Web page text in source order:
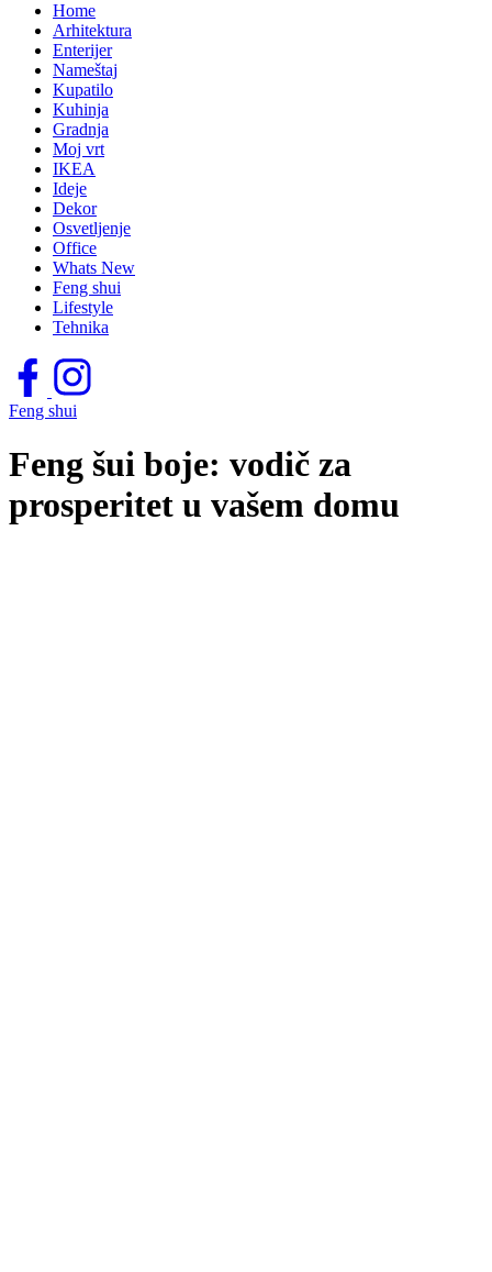
Home
Arhitektura
Enterijer
Nameštaj
Kupatilo
Kuhinja
Gradnja
Moj vrt
IKEA
Ideje
Dekor
Osvetljenje
Office
Whats New
Feng shui
Lifestyle
Tehnika
Feng shui
Feng šui boje: vodič za
prosperitet u vašem domu